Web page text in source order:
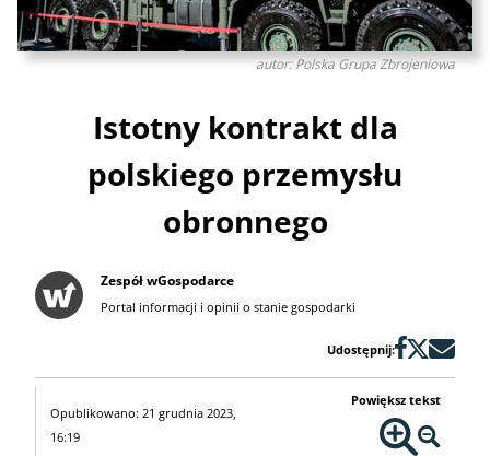
autor: Polska Grupa Zbrojeniowa
Istotny kontrakt dla
polskiego przemysłu
obronnego
Zespół wGospodarce
Portal informacji i opinii o stanie gospodarki
Udostępnij:
Opublikowano: 21 grudnia 2023,
16:19
Powiększ tekst